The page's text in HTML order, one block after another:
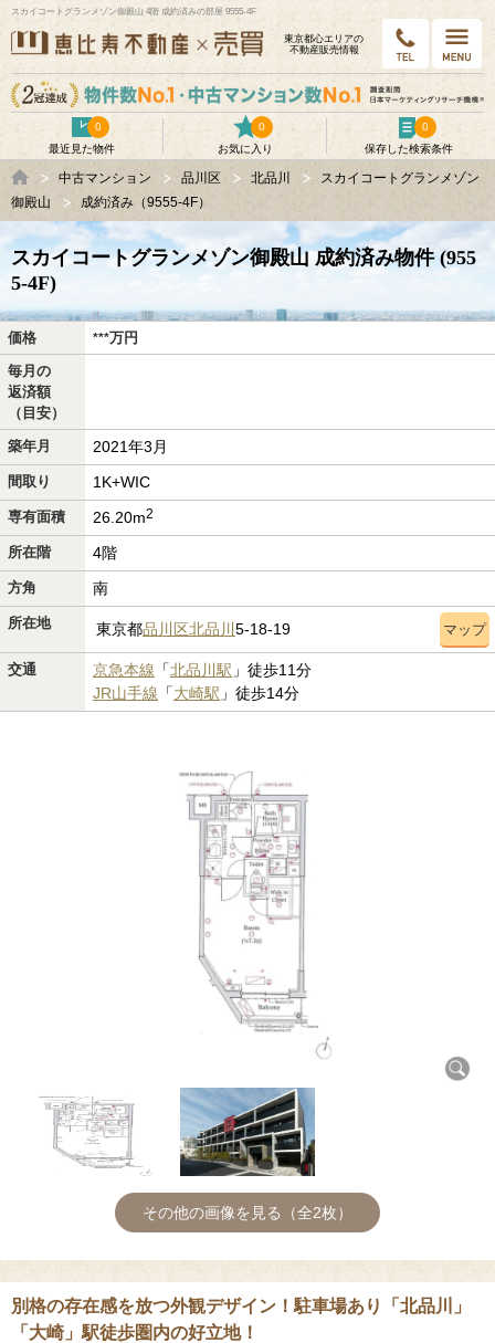
スカイコートグランメゾン御殿山 4階 成約済みの部屋 9555-4F
東京都⼼エリアの
不動産販売情報
最近見た物件
0
お気に入り
0
保存した検索条件
0
中古マンション 品川区 北品川
スカイコートグランメゾン
御殿山
成約済み（9555-4F）
スカイコートグランメゾン御殿山 成約済み物件 (955
5-4F)
価格 ***万円
毎月の
返済額
（目安）
築年月
2021年3月
間取り 1K+WIC
専有面積 26.20m2
所在階 4階
方角 南
所在地 東京都品川区北品川 5-18-19 マップ
交通 京急本線 「北品川駅 」徒歩11分
JR山手線 「大崎駅 」徒歩14分
その他の画像を見る（全2枚）
別格の存在感を放つ外観デザイン！駐車場あり「北品川」
「大崎」駅徒歩圏内の好立地！